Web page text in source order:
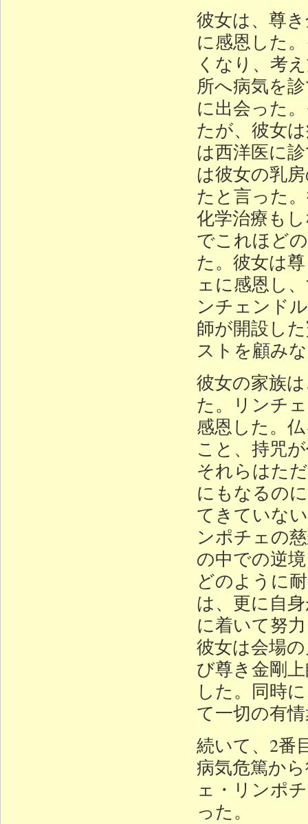
彼女は、尊
に感恩した
くなり、考
所へ病気を
に出会った
たが、彼女
は西洋医に
は彼女の乳
たと言った
化学治療も
でこれほど
た。彼女は
ェに感恩し
ンチェンド
師が開設し
ストを顧み
彼女の家族
た。リンチ
感恩した。
こと、持咒
それらはた
にもなるの
てきていな
ンポチェの
の中での逆
どのように
は、更に自
に着いて努
彼女は会場
び尊き金剛
した。同時
て一切の有
続いて、2番
病気危篤か
ェ・リンポ
った。